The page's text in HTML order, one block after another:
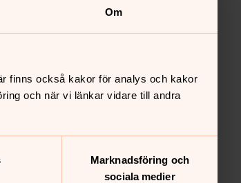
Om
finns också kakor för analys och kakor
och när vi länkar vidare till andra
Marknadsföring och
sociala medier